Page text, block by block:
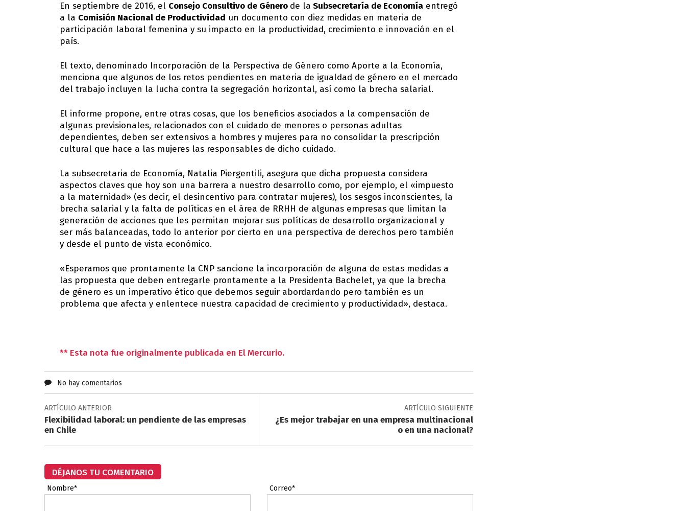
En septiembre de 2016, el Consejo Consultivo de Género de la Subsecretaría de Economía entregó
a la Comisión Nacional de Productividad un documento con diez medidas en materia de
participación laboral femenina y su impacto en la productividad, crecimiento e innovación en el
país.
El texto, denominado Incorporación de la Perspectiva de Género como Aporte a la Economía,
menciona que algunos de los retos pendientes en materia de igualdad de género en el mercado
del trabajo incluyen la lucha contra la segregación horizontal, así como la brecha salarial.
El informe propone, entre otras cosas, que los beneficios asociados a la compensación de
algunas previsionales, relacionados con el cuidado de menores o personas adultas
dependientes, deben ser extensivos a hombres y mujeres para no consolidar la prescripción
cultural que hace a las mujeres las responsables de dicho cuidado.
La subsecretaria de Economía, Natalia Piergentili, asegura que dicha propuesta considera
aspectos claves que hoy son una barrera a nuestro desarrollo como, por ejemplo, el «impuesto
a la maternidad» (es decir, el desincentivo para contratar mujeres), los sesgos inconscientes, la
brecha salarial y la falta de políticas en el área de RRHH de algunas empresas que limitan la
generación de acciones que les permitan mejorar sus políticas de desarrollo organizacional y
ser más balanceadas, todo lo anterior por cierto en una perspectiva de derechos pero también
y desde el punto de vista económico.
«Esperamos que prontamente la CNP sancione la incorporación de alguna de estas medidas a
las propuesta que deben entregarle prontamente a la Presidenta Bachelet, ya que la brecha
de género es un imperativo ético que debemos seguir abordardando pero también es un
problema que afecta y enlentece nuestra capacidad de crecimiento y productividad», destaca.
** Esta nota fue originalmente publicada en El Mercurio.
No hay comentarios
ARTÍCULO ANTERIOR
Flexibilidad laboral: un pendiente de las empresas
en Chile
ARTÍCULO SIGUIENTE
¿Es mejor trabajar en una empresa multinacional
o en una nacional?
DÉJANOS TU COMENTARIO
Nombre* Correo*